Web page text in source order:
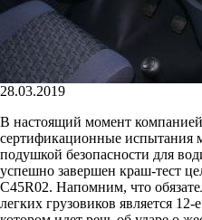
28.03.2019
В настоящий момент
сертификационные испытания
подушкой безопасности для
успешно завершен краш-тест
C45R02. Напомним, что
легких грузовиков является